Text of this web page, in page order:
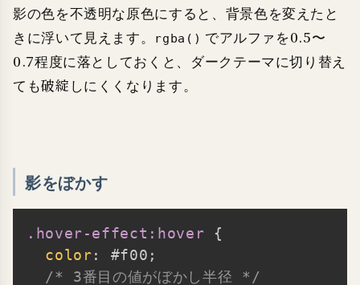
影の色を不透明な原色にすると、背景色を変えたと
きに浮いて見えます。
rgba() でアルファを0.5〜
0.7程度に落としておくと、ダークテーマに切り替え
ても破綻しにくくなります。
影をぼかす
.hover-effect:hover
{
color: #f00 ;
/* 3番目の値がぼかし半径 */